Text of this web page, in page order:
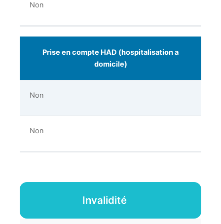
Non
Prise en compte HAD (hospitalisation a
domicile)
Non
Non
Invalidité